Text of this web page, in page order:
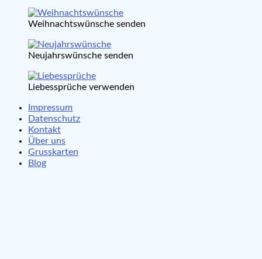
Weihnachtswünsche senden
Neujahrswünsche senden
Liebessprüche verwenden
Impressum
Datenschutz
Kontakt
Über uns
Grusskarten
Blog